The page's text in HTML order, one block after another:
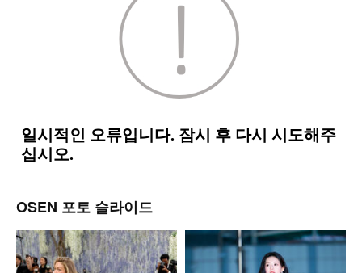
OSEN 포토 슬라이드